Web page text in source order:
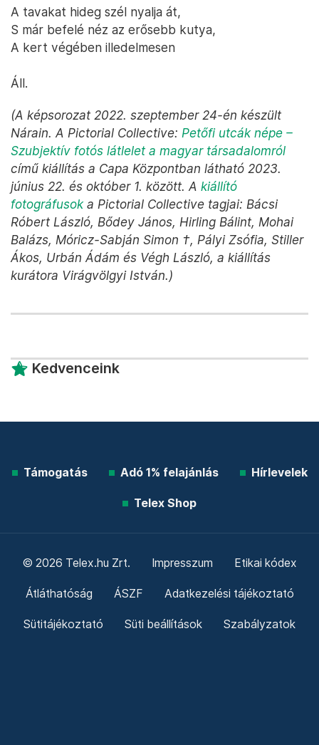
természetességgel köszöntök egymásnak.
A fiatal Föld meleg tavai
Majd finom vizű tavakkal lepi meg
Büszkék rá és megnyugvással veszik;
Családot tudnék alapítani,
És úszik egyet a tóban, amit
Történelem vajon és lassú lángon,
Malváz borok, illattalálkozások,
A világ utolsó szép délutánja.